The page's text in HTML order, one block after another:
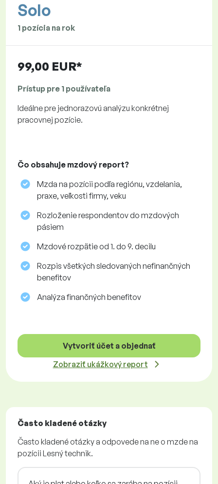
Solo
1 pozícia na rok
99,00 EUR*
Prístup pre 1 používateľa
Ideálne pre jednorazovú analýzu konkrétnej
pracovnej pozície.
Čo obsahuje mzdový report?
Mzda na pozícii podľa regiónu, vzdelania,
praxe, veľkosti firmy, veku
Rozloženie respondentov do mzdových
pásiem
Mzdové rozpätie od 1. do 9. decilu
Rozpis všetkých sledovaných nefinančných
benefitov
Analýza finančných benefitov
Vytvoriť účet a objednať
Zobraziť ukážkový report
Často kladené otázky
Často kladené otázky a odpovede na ne o mzde na
pozícii Lesný technik.